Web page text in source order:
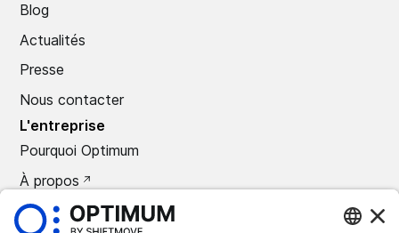
Blog
Actualités
Presse
Nous contacter
L'entreprise
Pourquoi Optimum
À propos
CARRIÈRES